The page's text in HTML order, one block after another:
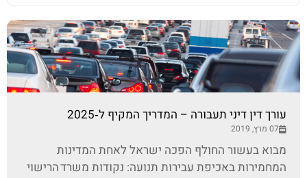
עורך דין דיני תעבורה – המדריך המקיף ל‑2025
07 מרץ, 2019
מבוא בעשור החולף הפכה ישראל לאחת המדינות
המחמירות באכיפת עבירות תנועה: נקודות משרד הרישוי